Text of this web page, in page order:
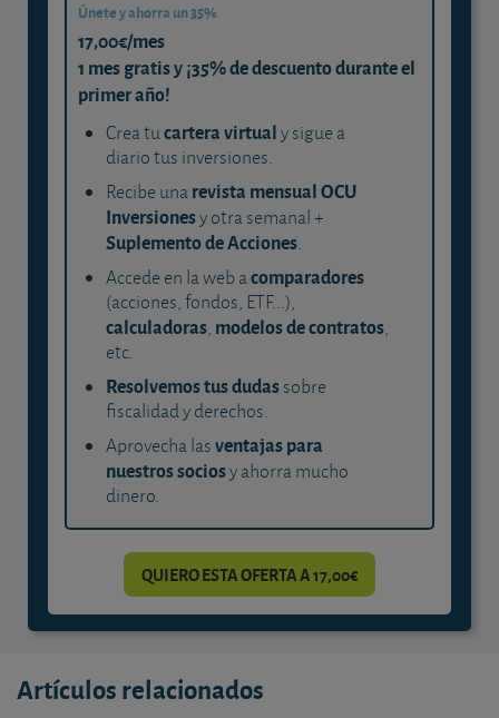
Únete y ahorra un 35%
17,00€/mes
1 mes gratis y ¡35% de descuento durante el
primer año!
Crea tucartera virtualy sigue a
diario tus inversiones.
Recibe unarevista mensual OCU
Inversionesy otra semanal +
Suplemento de Acciones.
Accede en la web acomparadores
(acciones, fondos, ETF...),
calculadoras, modelos de contratos,
etc.
Resolvemos tus dudassobre
fiscalidad y derechos.
Aprovecha lasventajas para
nuestros sociosy ahorra mucho
dinero.
QUIERO ESTA OFERTA A 17,00€
Artículos relacionados